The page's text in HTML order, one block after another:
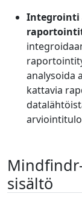
Integrointi
analysoida
kattavia
sisältö